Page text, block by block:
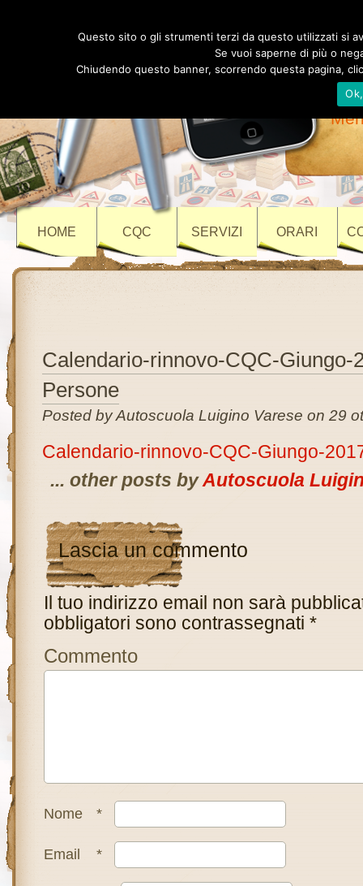
HOME CQC SERVIZI ORARI
Calendario-rinnovo-CQC-Giungo-
Persone
Posted by Autoscuola Luigino Varese on 29
Calendario-rinnovo-CQC-Giungo-
... other posts byAutoscuola
Lascia un commento
Il tuo indirizzo email non sarà
obbligatori sono contrassegnati *
Commento
Nome *
Email *
Questo sito o gli strumenti terzi da questo utilizzati si
Se vuoi saperne di più o
Chiudendo questo banner, scorrendo questa pagina,